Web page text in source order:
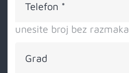
Telefon *
unesite broj bez razmaka
Grad